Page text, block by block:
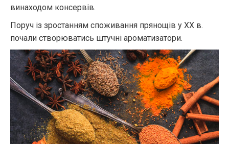
винаходом консервів.
Поруч із зростанням споживання прянощів у XX в.
почали створюватись штучні ароматизатори.